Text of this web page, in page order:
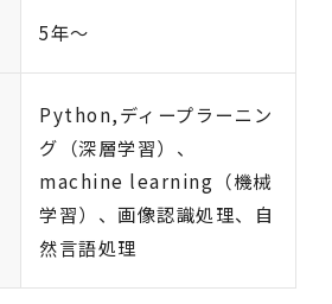
5年〜
Python,ディープラーニン
グ（深層学習）、
machine learning（機械
学習）、画像認識処理、自
然言語処理